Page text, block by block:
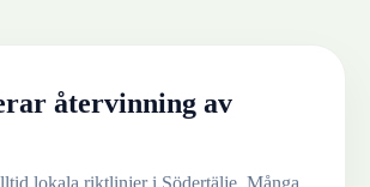
återvinning av